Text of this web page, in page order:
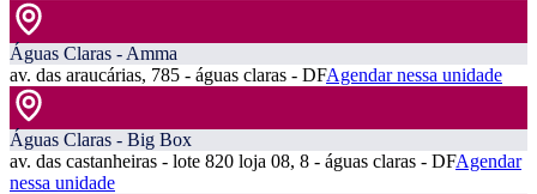
Águas Claras - Amma
av. das araucárias, 785 - águas claras - DFAgendar nessa unidade
Águas Claras - Big Box
av. das castanheiras - lote 820 loja 08, 8 - águas claras - DFAgendar
nessa unidade